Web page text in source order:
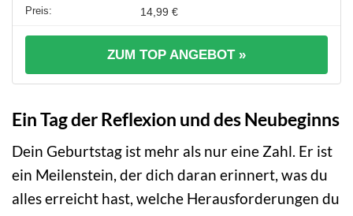
14,99 €
ZUM TOP ANGEBOT »
Ein Tag der Reflexion und des Neubeginns
Dein Geburtstag ist mehr als nur eine Zahl. Er ist
ein Meilenstein, der dich daran erinnert, was du
alles erreicht hast, welche Herausforderungen du